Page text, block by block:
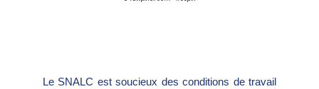
Le SNALC est soucieux des conditions de travail